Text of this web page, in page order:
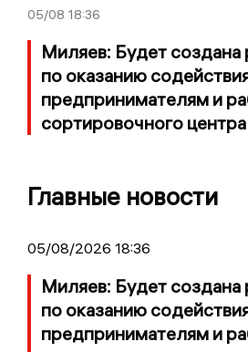
05/08 18:36
Миляев: Будет создана
по оказанию
предпринимателям и
сортировочного
Главные новости
05/08/2026 18:36
Миляев: Будет создана
по оказанию
предпринимателям и